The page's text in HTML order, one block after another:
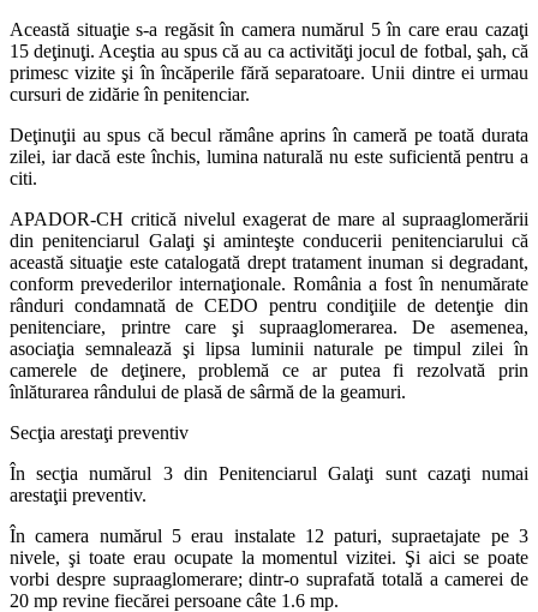
Această situaţie s-a regăsit în camera numărul 5 în care erau cazaţi
15 deţinuţi. Aceştia au spus că au ca activităţi jocul de fotbal, şah, că
primesc vizite şi în încăperile fără separatoare. Unii dintre ei urmau
cursuri de zidărie în penitenciar.
Deţinuţii au spus că becul rămâne aprins în cameră pe toată durata
zilei, iar dacă este închis, lumina naturală nu este suficientă pentru a
citi.
APADOR-CH critică nivelul exagerat de mare al supraaglomerării
din penitenciarul Galaţi şi aminteşte conducerii penitenciarului că
această situaţie este catalogată drept tratament inuman si degradant,
conform prevederilor internaţionale. România a fost în nenumărate
rânduri condamnată de CEDO pentru condiţiile de detenţie din
penitenciare, printre care şi supraaglomerarea. De asemenea,
asociaţia semnalează şi lipsa luminii naturale pe timpul zilei în
camerele de deţinere, problemă ce ar putea fi rezolvată prin
înlăturarea rândului de plasă de sârmă de la geamuri.
Secţia arestaţi preventiv
În secţia numărul 3 din Penitenciarul Galaţi sunt cazaţi numai
arestaţii preventiv.
În camera numărul 5 erau instalate 12 paturi, supraetajate pe 3
nivele, şi toate erau ocupate la momentul vizitei. Şi aici se poate
vorbi despre supraaglomerare; dintr-o suprafată totală a camerei de
20 mp revine fiecărei persoane câte 1.6 mp.